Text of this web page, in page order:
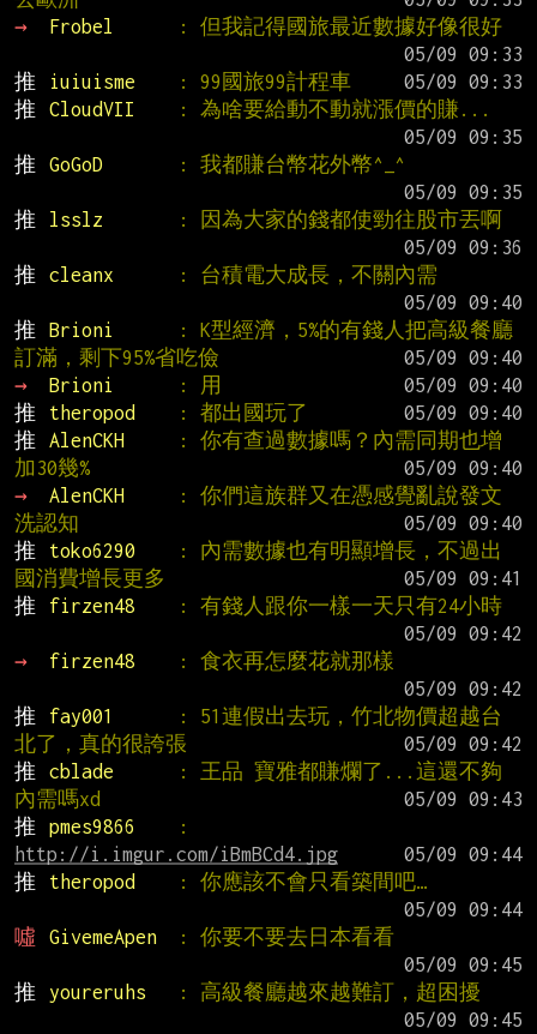
→
Frobel
: 但我記得國旅最近數據好像很好
推
iuiuisme : 99國旅99計程車
推
CloudVII
: 為啥要給動不動就漲價的賺...
推
GoGoD
: 我都賺台幣花外幣^_^
推
lsslz
: 因為大家的錢都使勁往股市丟啊
推
cleanx
: 台積電大成長，不關內需
推
Brioni
: K型經濟，5%的有錢人把高級餐廳
訂滿，剩下95%省吃儉
→
Brioni : 用
推
theropod : 都出國玩了
推
AlenCKH
: 你有查過數據嗎？內需同期也增
加30幾%
→
AlenCKH
: 你們這族群又在憑感覺亂說發文
洗認知
推
toko6290
: 內需數據也有明顯增長，不過出
國消費增長更多
推
firzen48
: 有錢人跟你一樣一天只有24小時
→
firzen48
: 食衣再怎麼花就那樣
推
fay001
: 51連假出去玩，竹北物價超越台
北了，真的很誇張
推
cblade
: 王品 寶雅都賺爛了...這還不夠
內需嗎xd
推
pmes9866
http://i.imgur.com/iBmBCd4.jpg
推
theropod
: 你應該不會只看築間吧…
噓
GivemeApen
: 你要不要去日本看看
推
youreruhs
: 高級餐廳越來越難訂，超困擾